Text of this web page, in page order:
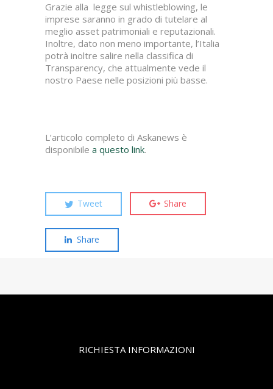
Grazie alla legge sul whistleblowing, le
imprese saranno in grado di tutelare al
meglio asset patrimoniali e reputazionali.
Inoltre, dato non meno importante, l’Italia
potrà inoltre salire nella classifica di
Transparency, che attualmente vede il
nostro Paese nelle posizioni più basse.
L’articolo completo di Askanews è
disponibile a questo link.
Tweet Share
Share
RICHIESTA INFORMAZIONI